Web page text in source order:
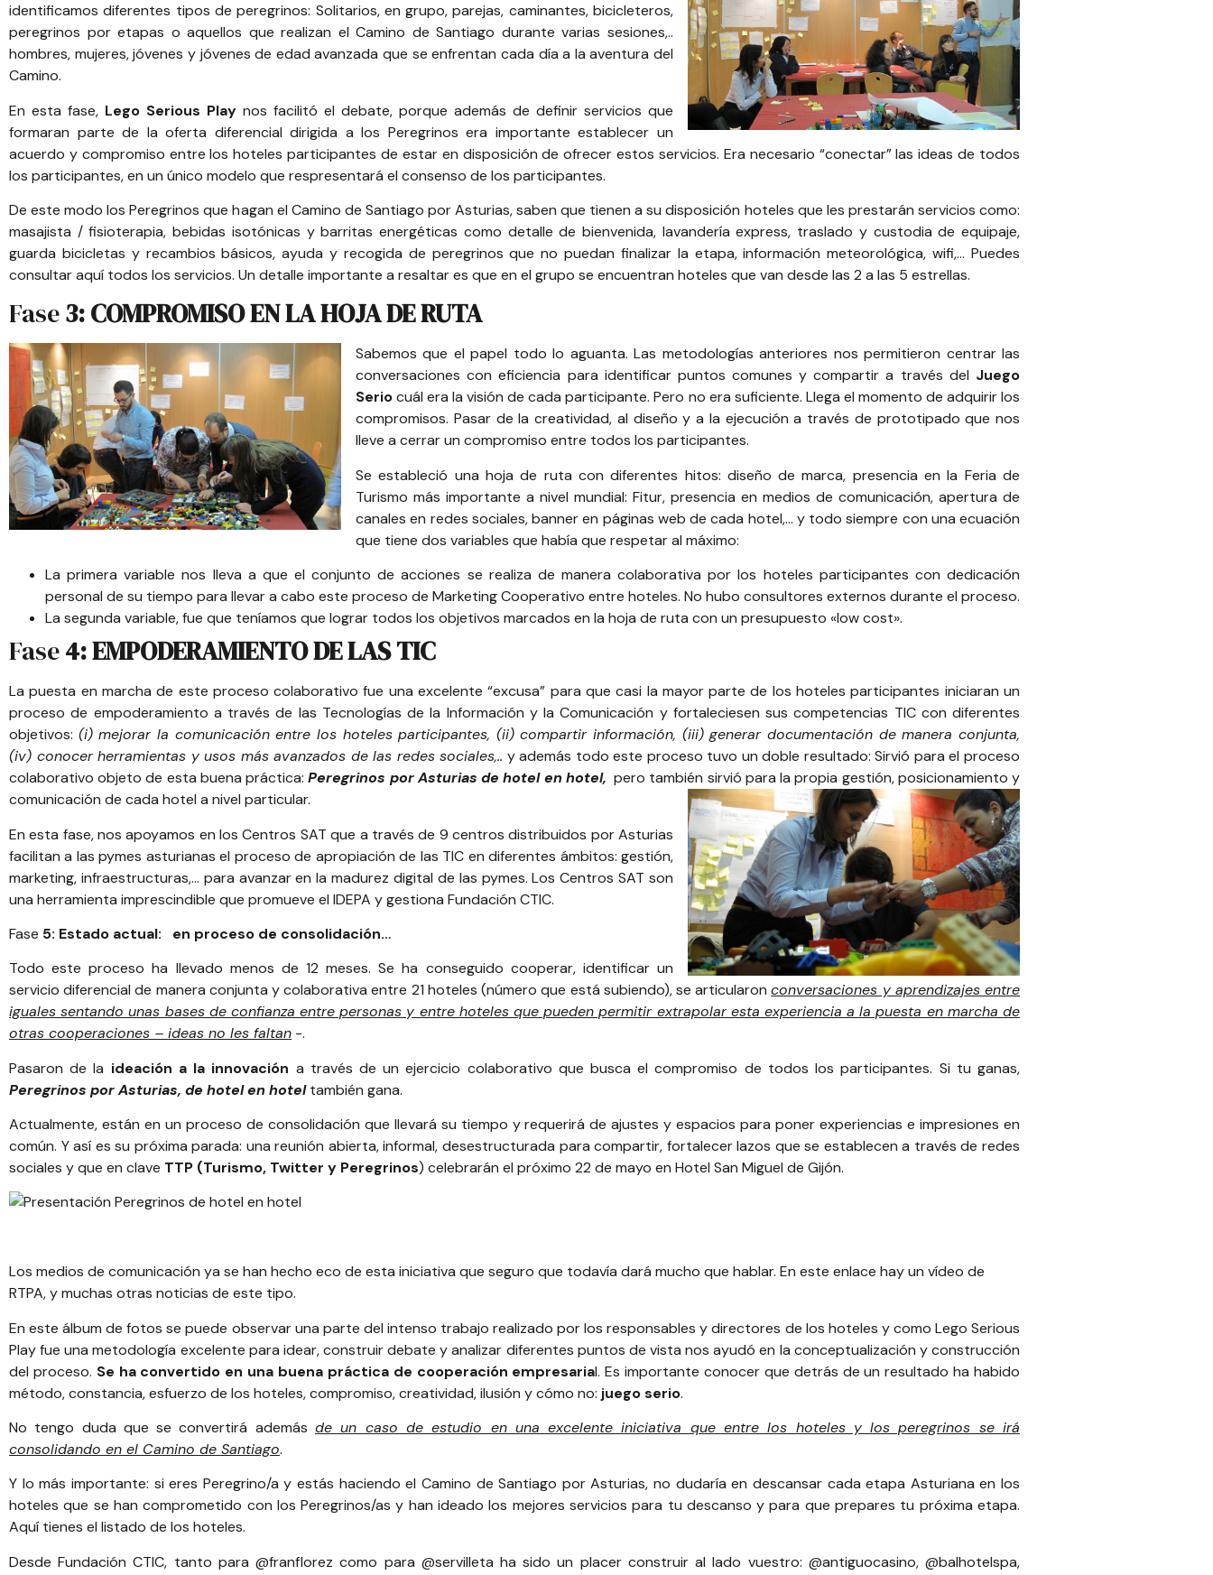
identificamos diferentes tipos de peregrinos: Solitarios, en grupo, parejas, caminantes, bicicleteros,
peregrinos por etapas o aquellos que realizan el Camino de Santiago durante varias sesiones,..
hombres, mujeres, jóvenes y jóvenes de edad avanzada que se enfrentan cada día a la aventura del
Camino.
En esta fase, Lego Serious Play nos facilitó el debate, porque además de definir servicios que
formaran parte de la oferta diferencial dirigida a los Peregrinos era importante establecer un
acuerdo y compromiso entre los hoteles participantes de estar en disposición de ofrecer estos servicios. Era necesario “conectar” las ideas de todos
los participantes, en un único modelo que respresentará el consenso de los participantes.
De este modo los Peregrinos que hagan el Camino de Santiago por Asturias, saben que tienen a su disposición hoteles que les prestarán servicios como:
masajista / fisioterapia, bebidas isotónicas y barritas energéticas como detalle de bienvenida, lavandería express, traslado y custodia de equipaje,
guarda bicicletas y recambios básicos, ayuda y recogida de peregrinos que no puedan finalizar la etapa, información meteorológica, wifi,… Puedes
consultar aquí todos los servicios. Un detalle importante a resaltar es que en el grupo se encuentran hoteles que van desde las 2 a las 5 estrellas.
Fase3: COMPROMISO EN LA HOJA DE RUTA
Sabemos que el papel todo lo aguanta. Las metodologías anteriores nos permitieron centrar las
conversaciones con eficiencia para identificar puntos comunes y compartir a través del Juego
Seriocuál era la visión de cada participante. Pero no era suficiente. Llega el momento de adquirir los
compromisos. Pasar de la creatividad, al diseño y a la ejecución a través de prototipado que nos
lleve a cerrar un compromiso entre todos los participantes.
Se estableció una hoja de ruta con diferentes hitos: diseño de marca, presencia en la Feria de
Turismo más importante a nivel mundial: Fitur, presencia en medios de comunicación, apertura de
canales en redes sociales, banner en páginas web de cada hotel,… y todo siempre con una ecuación
que tiene dos variables que había que respetar al máximo:
La primera variable nos lleva a que el conjunto de acciones se realiza de manera colaborativa por los hoteles participantes con dedicación
personal de su tiempo para llevar a cabo este proceso de Marketing Cooperativo entre hoteles. No hubo consultores externos durante el proceso.
La segunda variable, fue que teníamos que lograr todos los objetivos marcados en la hoja de ruta con un presupuesto «low cost».
Fase4: EMPODERAMIENTO DE LAS TIC
La puesta en marcha de este proceso colaborativo fue una excelente “excusa” para que casi la mayor parte de los hoteles participantes iniciaran un
proceso de empoderamiento a través de las Tecnologías de la Información y la Comunicación y fortaleciesen sus competencias TIC con diferentes
objetivos: (i) mejorar la comunicación entre los hoteles participantes, (ii) compartir información, (iii) generar documentación de manera conjunta,
(iv) conocer herramientas y usos más avanzados de las redes sociales,.. y además todo este proceso tuvo un doble resultado: Sirvió para el proceso
colaborativo objeto de esta buena práctica:Peregrinos por Asturias de hotel en hotel, pero también sirvió para la propia gestión, posicionamiento y
comunicación de cada hotel a nivel particular.
En esta fase, nos apoyamos en losCentros SAT que a través de 9 centros distribuidos por Asturias
facilitan a las pymes asturianas el proceso de apropiación de las TIC en diferentes ámbitos: gestión,
marketing, infraestructuras,… para avanzar en la madurez digital de las pymes. LosCentros SAT son
una herramienta imprescindible que promueve el IDEPA y gestiona Fundación CTIC.
Fase 5: Estado actual: en proceso de consolidación…
Todo este proceso ha llevado menos de 12 meses. Se ha conseguido cooperar, identificar un
servicio diferencial de manera conjunta y colaborativa entre 21 hoteles(número que está subiendo), se articularonconversaciones y aprendizajes entre
iguales sentando unas bases de confianza entre personas y entre hoteles que pueden permitir extrapolar esta experiencia a la puesta en marcha de
otras cooperaciones – ideas no les faltan -.
Pasaron de la ideación a la innovación a través de un ejercicio colaborativo que busca el compromiso de todos los participantes. Si tu ganas,
Peregrinos por Asturias, de hotel en hoteltambién gana.
Actualmente, están en un proceso de consolidación que llevará su tiempo y requerirá de ajustes y espacios para poner experiencias e impresiones en
común. Y así es su próxima parada: una reunión abierta, informal, desestructurada para compartir, fortalecer lazos que se establecen a través de redes
sociales y que en clave TTP (Turismo, Twitter y Peregrinos) celebrarán el próximo 22 de mayo en Hotel San Miguel de Gijón.
Los medios de comunicación ya se han hecho eco de esta iniciativa que seguro que todavía dará mucho que hablar. En este enlace hay un vídeo de
RTPA, y muchas otras noticias de este tipo.
En este álbum de fotos se puede observar una parte del intenso trabajo realizado por los responsables y directores de los hoteles y como Lego Serious
Playfue una metodología excelente para idear, construir debate y analizar diferentes puntos de vista nos ayudó en la conceptualización y construcción
del proceso. Se ha convertido en una buena práctica de cooperación empresarial. Es importante conocer que detrás de un resultado ha habido
método, constancia, esfuerzo de los hoteles, compromiso, creatividad, ilusión y cómo no: juego serio.
No tengo duda que se convertirá ademásde un caso de estudio en una excelente iniciativa que entre los hoteles y los peregrinos se irá
consolidando en el Camino de Santiago.
Y lo más importante: si eres Peregrino/a y estás haciendo el Camino de Santiago por Asturias, no dudaría en descansar cada etapa Asturiana en los
hoteles que se han comprometido con los Peregrinos/as y han ideado los mejores servicios para tu descanso y para que prepares tu próxima etapa.
Aquí tienes el listado de los hoteles.
DesdeFundación CTIC, tanto para@franflorez como para @servilleta ha sido un placer construir al lado vuestro: @antiguocasino,@balhotelspa,